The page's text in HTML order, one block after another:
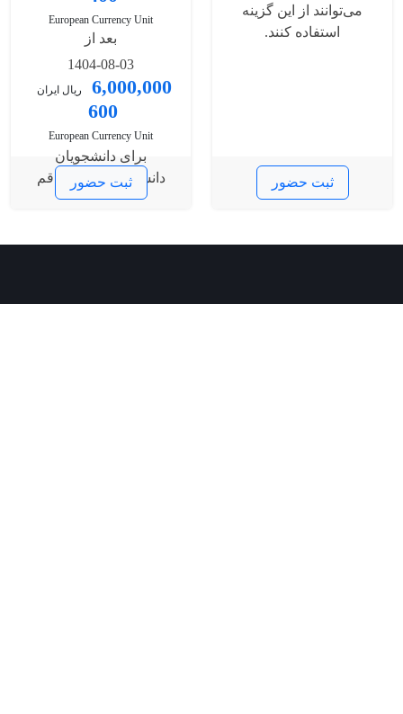
می‌توانند از این گزینه
استفاده کنند.
ثبت حضور
European Currency Unit
بعد از
1404-08-03
6,000,000 ریال ایران
600
European Currency Unit
برای دانشجویان
دانشگاه‌های استان قم
ثبت حضور
دسترسی سریع